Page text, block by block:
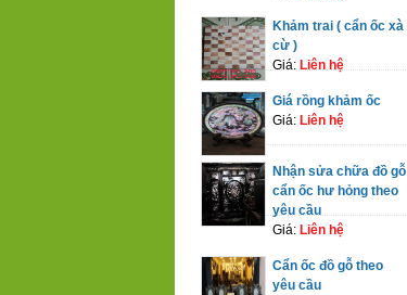
Khảm trai ( cẩn ốc xà
cừ )
Giá: Liên hệ
Giá rồng khảm ốc
Giá: Liên hệ
Nhận sửa chữa đồ gỗ
cẩn ốc hư hỏng theo
yêu cầu
Giá: Liên hệ
Cẩn ốc đồ gỗ theo
yêu cầu